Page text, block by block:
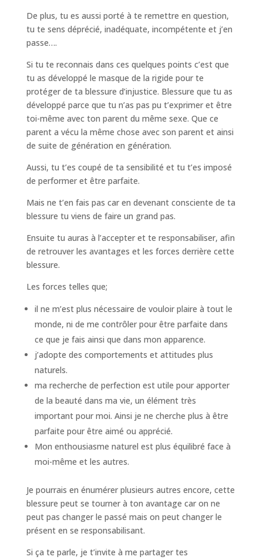
De plus, tu es aussi porté à te remettre en question,
tu te sens déprécié, inadéquate, incompétente et j’en
passe….
Si tu te reconnais dans ces quelques points c’est que
tu as développé le masque de la rigide pour te
protéger de ta blessure d’injustice. Blessure que tu as
développé parce que tu n’as pas pu t’exprimer et être
toi-même avec ton parent du même sexe. Que ce
parent a vécu la même chose avec son parent et ainsi
de suite de génération en génération.
Aussi, tu t’es coupé de ta sensibilité et tu t’es imposé
de performer et être parfaite.
Mais ne t’en fais pas car en devenant consciente de ta
blessure tu viens de faire un grand pas.
Ensuite tu auras à l’accepter et te responsabiliser, afin
de retrouver les avantages et les forces derrière cette
blessure.
Les forces telles que;
il ne m’est plus nécessaire de vouloir plaire à tout le
monde, ni de me contrôler pour être parfaite dans
ce que je fais ainsi que dans mon apparence.
j’adopte des comportements et attitudes plus
naturels.
ma recherche de perfection est utile pour apporter
de la beauté dans ma vie, un élément très
important pour moi. Ainsi je ne cherche plus à être
parfaite pour être aimé ou apprécié.
Mon enthousiasme naturel est plus équilibré face à
moi-même et les autres.
Je pourrais en énumérer plusieurs autres encore, cette
blessure peut se tourner à ton avantage car on ne
peut pas changer le passé mais on peut changer le
présent en se responsabilisant.
Si ça te parle, je t’invite à me partager tes